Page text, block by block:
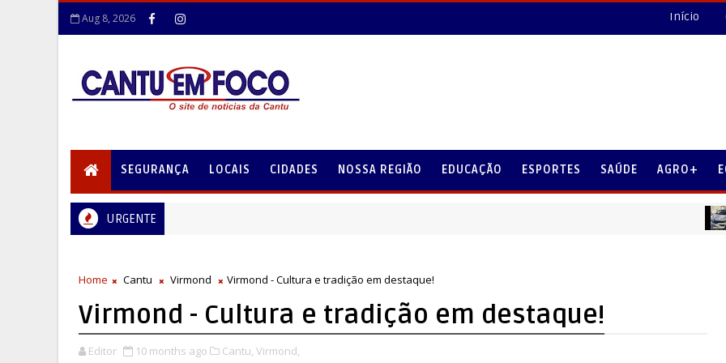
Aug 8, 2026 Início
SEGURANÇA LOCAIS CIDADES NOSSA REGIÃO EDUCAÇÃO ESPORTES SAÚDE AGRO+
URGENTE CANTU
Home Cantu Virmond Virmond - Cultura e tradição em destaque!
Virmond - Cultura e tradição em destaque!
Editor 10 months ago Cantu, Virmond,